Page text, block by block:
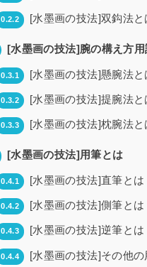
0.2.2 [水墨画の技法]双鈎法と
[水墨画の技法]腕の構え方用
0.3.1 [水墨画の技法]懸腕法と
0.3.2 [水墨画の技法]提腕法と
0.3.3 [水墨画の技法]枕腕法と
[水墨画の技法]用筆とは
0.4.1 [水墨画の技法]直筆とは
0.4.2 [水墨画の技法]側筆とは
0.4.3 [水墨画の技法]逆筆とは
0.4.4 [水墨画の技法]その他の